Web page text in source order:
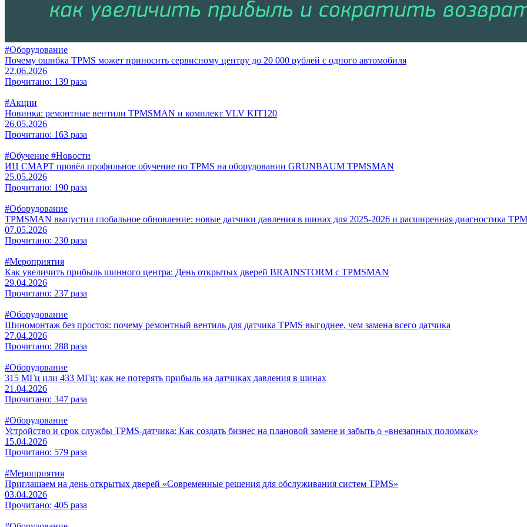
#Оборудование
Почему ошибка TPMS может приносить сервисному центру до 20 000 рублей с одного автомобиля
22.06.2026
Прочитано: 139 раза
#Акции
Новинка: ремонтные вентили TPMSMAN и комплект VLV KIT120
26.05.2026
Прочитано: 163 раза
#Обучение #Новости
ИЦ СМАРТ провёл профильное обучение по TPMS на оборудовании GRUNBAUM TPMSMAN
25.05.2026
Прочитано: 190 раза
#Оборудование
TPMSMAN выпустил глобальное обновление: новые датчики давления в шинах для 2025-2026 и расширенная диагностика
07.05.2026
Прочитано: 230 раза
#Мероприятия
Как увеличить прибыль шинного центра: День открытых дверей BRAINSTORM с TPMSMAN
29.04.2026
Прочитано: 237 раза
#Оборудование
Шиномонтаж без простоя: почему ремонтный вентиль для датчика TPMS выгоднее, чем замена всего датчика
27.04.2026
Прочитано: 288 раза
#Оборудование
315 МГц или 433 МГц: как не потерять прибыль на датчиках давления в шинах
21.04.2026
Прочитано: 347 раза
#Оборудование
Устройство и срок службы TPMS-датчика: Как создать бизнес на плановой замене и забыть о «внезапных поломках»
15.04.2026
Прочитано: 579 раза
#Мероприятия
Приглашаем на день открытых дверей «Современные решения для обслуживания систем TPMS»
03.04.2026
Прочитано: 405 раза